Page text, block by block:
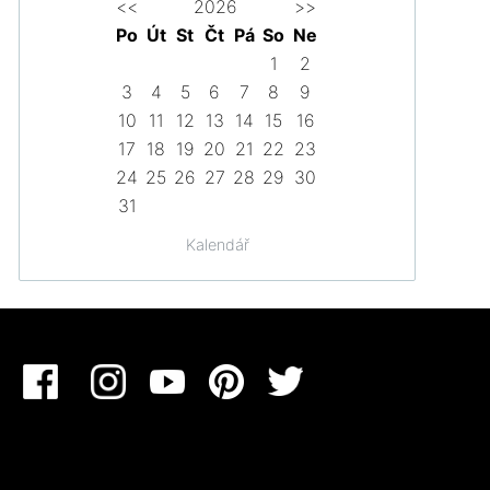
Kalendář
<< 2026
>>
Po Út St Čt Pá So Ne
1
2
3
4 5 6 7 8
9
10
11 12 13 14 15
16
17 18 19 20 21 22 23
24 25 26 27 28 29 30
31